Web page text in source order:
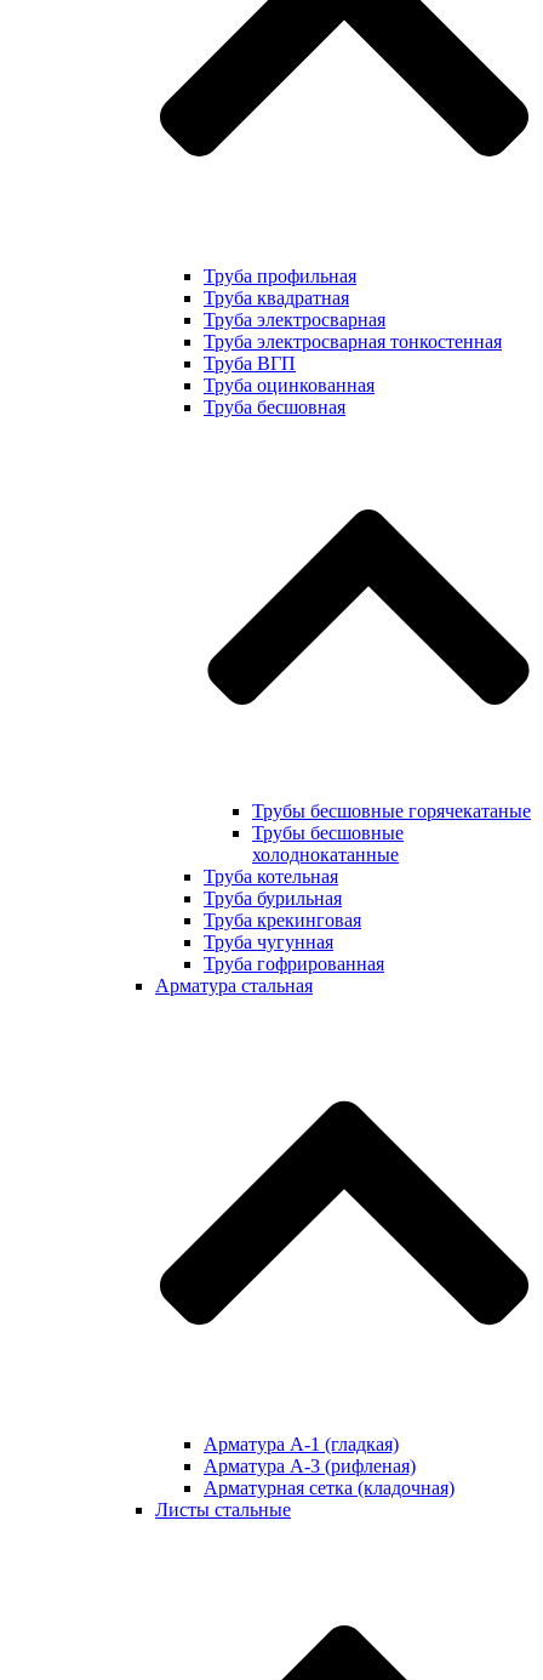
Труба профильная
Труба квадратная
Труба электросварная
Труба электросварная тонкостенная
Труба ВГП
Труба оцинкованная
Труба бесшовная
Трубы бесшовные горячекатаные
Трубы бесшовные
холоднокатанные
Труба котельная
Труба бурильная
Труба крекинговая
Труба чугунная
Труба гофрированная
Арматура стальная
Арматура А-1 (гладкая)
Арматура А-3 (рифленая)
Арматурная сетка (кладочная)
Листы стальные